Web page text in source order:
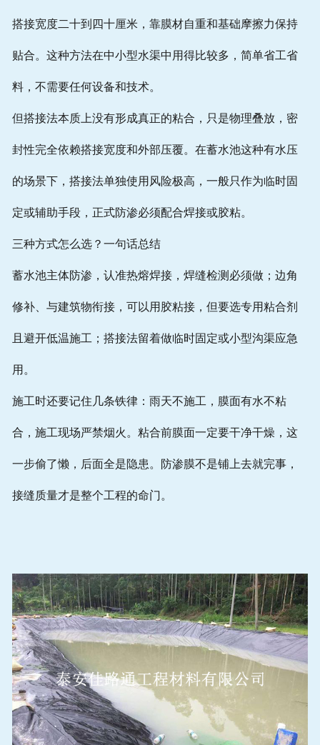
搭接宽度二十到四十厘米，靠膜材自重和基础摩擦力保持
贴合。这种方法在中小型水渠中用得比较多，简单省工省
料，不需要任何设备和技术。
但搭接法本质上没有形成真正的粘合，只是物理叠放，密
封性完全依赖搭接宽度和外部压覆。在蓄水池这种有水压
的场景下，搭接法单独使用风险极高，一般只作为临时固
定或辅助手段，正式防渗必须配合焊接或胶粘。
三种方式怎么选？一句话总结
蓄水池主体防渗，认准热熔焊接，焊缝检测必须做；边角
修补、与建筑物衔接，可以用胶粘接，但要选专用粘合剂
且避开低温施工；搭接法留着做临时固定或小型沟渠应急
用。
施工时还要记住几条铁律：雨天不施工，膜面有水不粘
合，施工现场严禁烟火。粘合前膜面一定要干净干燥，这
一步偷了懒，后面全是隐患。防渗膜不是铺上去就完事，
接缝质量才是整个工程的命门。